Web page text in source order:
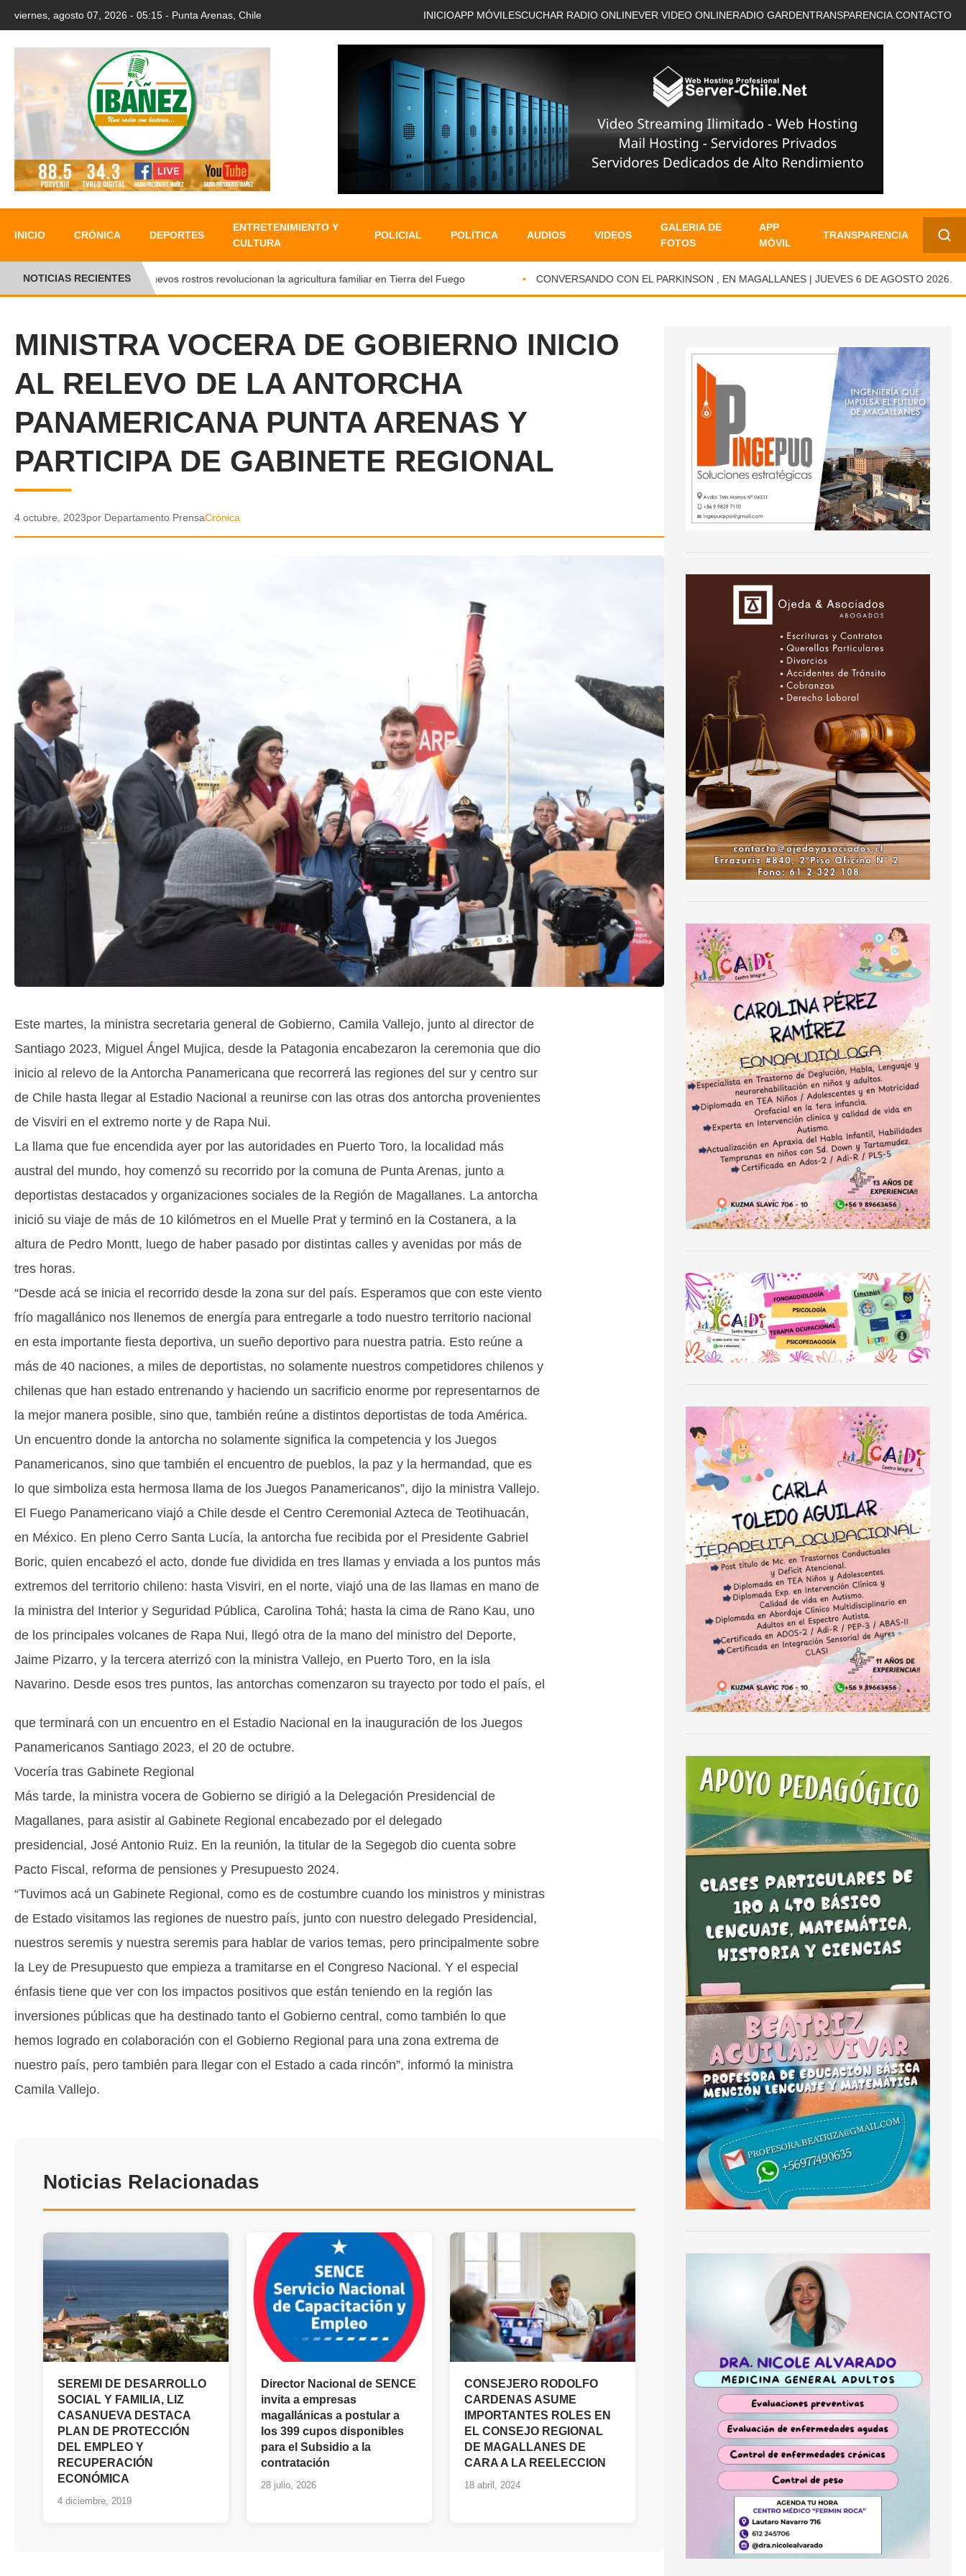
viernes, agosto 07, 2026 - 05:15 - Punta Arenas, Chile INICIOAPP MÓVIL ESCUCHAR RADIO ONLINEVER VIDEO ONLINERADIO GARDENTRANSPARENCIA. CONTACTO
INICIO CRÓNICA DEPORTES
ENTRETENIMIENTO Y
CULTURA
POLICIAL POLÍTICA AUDIOS VIDEOS
GALERIA DE
FOTOS
APP
MÓVIL
TRANSPARENCIA
✕
NOTICIAS RECIENTESNuevos rostros revolucionan la agricultura familiar en Tierra del Fuego CONVERSANDO CON EL PARKINSON , EN MAGALLANES | JUEVES 6 DE AGOSTO 2026.
MINISTRA VOCERA DE GOBIERNO INICIO
AL RELEVO DE LA ANTORCHA
PANAMERICANA PUNTA ARENAS Y
PARTICIPA DE GABINETE REGIONAL
4 octubre, 2023por Departamento PrensaCrónica
Este martes, la ministra secretaria general de Gobierno, Camila Vallejo, junto al director de
Santiago 2023, Miguel Ángel Mujica, desde la Patagonia encabezaron la ceremonia que dio
inicio al relevo de la Antorcha Panamericana que recorrerá las regiones del sur y centro sur
de Chile hasta llegar al Estadio Nacional a reunirse con las otras dos antorcha provenientes
de Visviri en el extremo norte y de Rapa Nui.
La llama que fue encendida ayer por las autoridades en Puerto Toro, la localidad más
austral del mundo, hoy comenzó su recorrido por la comuna de Punta Arenas, junto a
deportistas destacados y organizaciones sociales de la Región de Magallanes. La antorcha
inició su viaje de más de 10 kilómetros en el Muelle Prat y terminó en la Costanera, a la
altura de Pedro Montt, luego de haber pasado por distintas calles y avenidas por más de
tres horas.
“Desde acá se inicia el recorrido desde la zona sur del país. Esperamos que con este viento
frío magallánico nos llenemos de energía para entregarle a todo nuestro territorio nacional
en esta importante fiesta deportiva, un sueño deportivo para nuestra patria. Esto reúne a
más de 40 naciones, a miles de deportistas, no solamente nuestros competidores chilenos y
chilenas que han estado entrenando y haciendo un sacrificio enorme por representarnos de
la mejor manera posible, sino que, también reúne a distintos deportistas de toda América.
Un encuentro donde la antorcha no solamente significa la competencia y los Juegos
Panamericanos, sino que también el encuentro de pueblos, la paz y la hermandad, que es
lo que simboliza esta hermosa llama de los Juegos Panamericanos”, dijo la ministra Vallejo.
El Fuego Panamericano viajó a Chile desde el Centro Ceremonial Azteca de Teotihuacán,
en México. En pleno Cerro Santa Lucía, la antorcha fue recibida por el Presidente Gabriel
Boric, quien encabezó el acto, donde fue dividida en tres llamas y enviada a los puntos más
extremos del territorio chileno: hasta Visviri, en el norte, viajó una de las llamas en mano de
la ministra del Interior y Seguridad Pública, Carolina Tohá; hasta la cima de Rano Kau, uno
de los principales volcanes de Rapa Nui, llegó otra de la mano del ministro del Deporte,
Jaime Pizarro, y la tercera aterrizó con la ministra Vallejo, en Puerto Toro, en la isla
Navarino. Desde esos tres puntos, las antorchas comenzaron su trayecto por todo el país, el
que terminará con un encuentro en el Estadio Nacional en la inauguración de los Juegos
Panamericanos Santiago 2023, el 20 de octubre.
Vocería tras Gabinete Regional
Más tarde, la ministra vocera de Gobierno se dirigió a la Delegación Presidencial de
Magallanes, para asistir al Gabinete Regional encabezado por el delegado
presidencial, José Antonio Ruiz. En la reunión, la titular de la Segegob dio cuenta sobre
Pacto Fiscal, reforma de pensiones y Presupuesto 2024.
“Tuvimos acá un Gabinete Regional, como es de costumbre cuando los ministros y ministras
de Estado visitamos las regiones de nuestro país, junto con nuestro delegado Presidencial,
nuestros seremis y nuestra seremis para hablar de varios temas, pero principalmente sobre
la Ley de Presupuesto que empieza a tramitarse en el Congreso Nacional. Y el especial
énfasis tiene que ver con los impactos positivos que están teniendo en la región las
inversiones públicas que ha destinado tanto el Gobierno central, como también lo que
hemos logrado en colaboración con el Gobierno Regional para una zona extrema de
nuestro país, pero también para llegar con el Estado a cada rincón”, informó la ministra
Camila Vallejo.
Noticias Relacionadas
SEREMI DE DESARROLLO
SOCIAL Y FAMILIA, LIZ
CASANUEVA DESTACA
PLAN DE PROTECCIÓN
DEL EMPLEO Y
RECUPERACIÓN
ECONÓMICA
4 diciembre, 2019
Director Nacional de SENCE
invita a empresas
magallánicas a postular a
los 399 cupos disponibles
para el Subsidio a la
contratación
28 julio, 2026
CONSEJERO RODOLFO
CARDENAS ASUME
IMPORTANTES ROLES EN
EL CONSEJO REGIONAL
DE MAGALLANES DE
CARA A LA REELECCION
18 abril, 2024